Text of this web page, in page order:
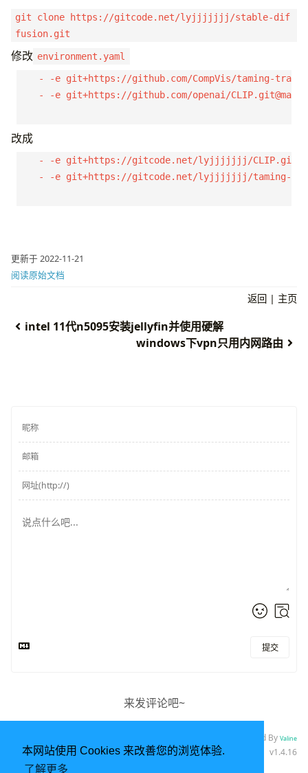
本网站使用 Cookies 来改善您的浏览体验.
了解更多
git clone https://gitcode.net/lyjjjjjjj/stable-dif
fusion.git
修改 environment.yaml
- -e git+https://github.com/CompVis/taming-
- -e git+https://github.com/openai/
改成
- -e git+https://gitcode.net/lyjjjjjjj/
- -e git+https://gitcode.net/lyjjjjjjj/taming-
更新于 2022-11-21
阅读原始文档
返回 | 主页
intel 11代n5095安装jellyfin并使用硬解
windows下vpn只用内网路由
提交
来发评论吧~
Powered By Valine
v1.4.16